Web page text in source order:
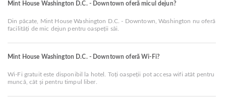
Mint House Washington D.C. - Downtown oferă micul dejun?
Din păcate, Mint House Washington D.C. - Downtown, Washington nu oferă
facilități de mic dejun pentru oaspeții săi.
Mint House Washington D.C. - Downtown oferă Wi-Fi?
Wi-Fi gratuit este disponibil la hotel. Toți oaspeții pot accesa wifi atât pentru
muncă, cât și pentru timpul liber.